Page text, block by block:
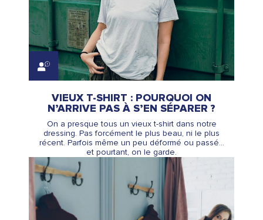
VIEUX T-SHIRT : POURQUOI ON
N’ARRIVE PAS À S’EN SÉPARER ?
On a presque tous un vieux t-shirt dans notre
dressing. Pas forcément le plus beau, ni le plus
récent. Parfois même un peu déformé ou passé…
et pourtant, on le garde.